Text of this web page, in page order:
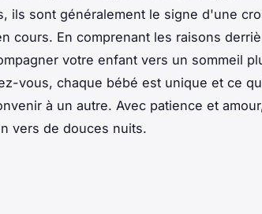
ils sont généralement le signe d'une
cours. En comprenant les raisons
votre enfant vers un sommeil
vous, chaque bébé est unique et ce
à un autre. Avec patience et
vers de douces nuits.